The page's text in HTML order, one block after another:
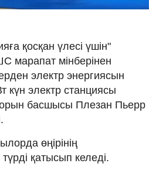
қосқан үлесі үшін"
марапат мінберінен
электр энергиясын
электр станциясы
басшысы Плезан Пьерр
өңірінің
қатысып келеді.